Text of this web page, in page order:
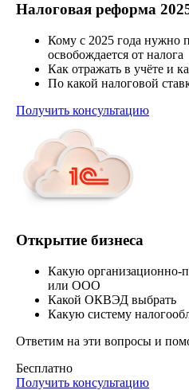
Налоговая реформа
Кому с 2025 года нужно
освобождается от налога
Как отражать в учёте и
По какой налоговой
Получить консультацию
Открытие бизнеса
Какую
или ООО
Какой ОКВЭД выбрать
Какую систему
Ответим на эти вопросы и
Бесплатно
Получить консультацию